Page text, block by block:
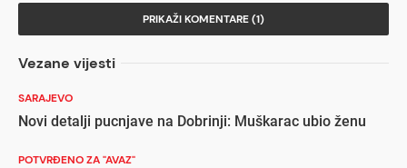
PRIKAŽI KOMENTARE (1)
Vezane vijesti
SARAJEVO
Novi detalji pucnjave na Dobrinji: Muškarac ubio ženu
POTVRĐENO ZA "AVAZ"